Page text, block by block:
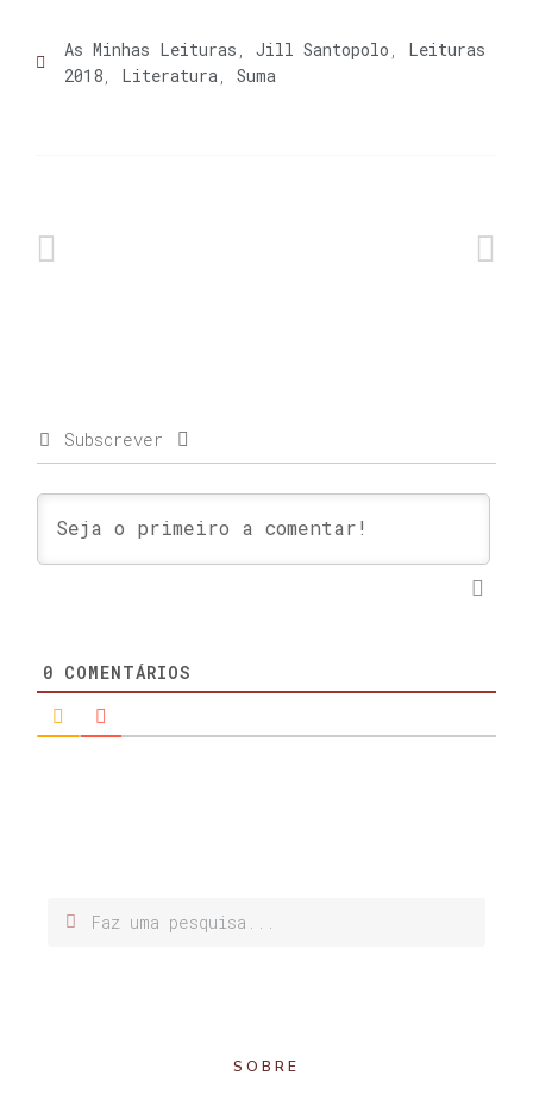
As Minhas Leituras , Jill Santopolo , Leituras
2018, Literatura, Suma
Subscrever
0 COMENTÁRIOS
SOBRE